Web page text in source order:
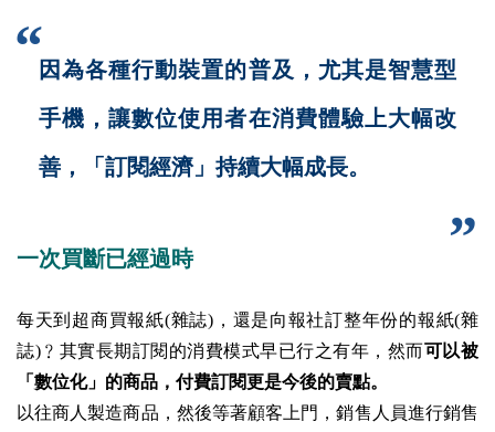
因為各種行動裝置的普及，尤其是智慧型
手機，讓數位使用者在消費體驗上大幅改
善，「訂閱經濟」持續大幅成長。
一次買斷已經過時
每天到超商買報紙(雜誌)，還是向報社訂整年份的報紙(雜
誌)﹖其實長期訂閱的消費模式早已行之有年，然而可以被
「數位化」的商品，付費訂閱更是今後的賣點。
以往商人製造商品，然後等著顧客上門，銷售人員進行銷售